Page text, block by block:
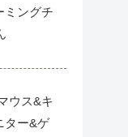
ミングチ
ウス&キ
ター&ゲ